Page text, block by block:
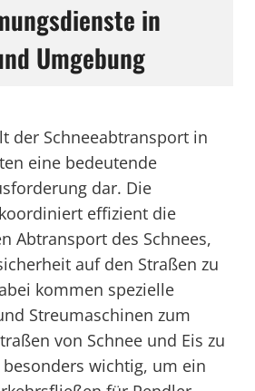
in
Umgebung
der Schneeabtransport in
eine bedeutende
dar. Die
effizient die
Abtransport des Schnees,
auf den Straßen zu
kommen spezielle
Streumaschinen zum
von Schnee und Eis zu
wichtig, um ein